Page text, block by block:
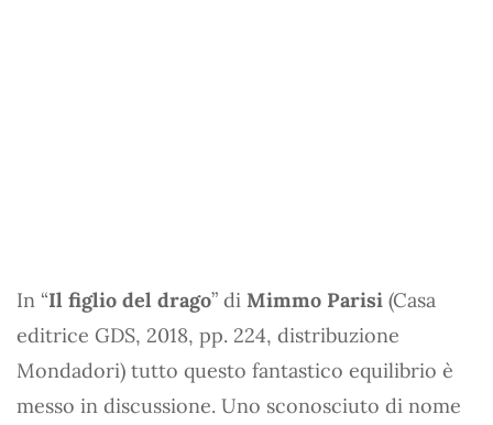
In “Il figlio del drago” di Mimmo Parisi (Casa
editrice GDS, 2018, pp. 224, distribuzione
Mondadori) tutto questo fantastico equilibrio è
messo in discussione. Uno sconosciuto di nome